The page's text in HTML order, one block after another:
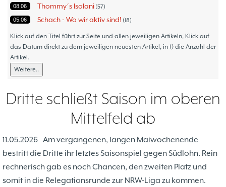
08.06 Thommy´s Isolani 57
05.06 Schach - Wo wir aktiv sind! 18
11.05 Bezirksturniere 1
05.05 Frauenmannschaft 6
09.10
Jugendmannschaften
26.05 Landesebene 10
Open 2023
17.08 Hammerstraßenfest 3
21.05 Hiltruper Frühlingsfest/Resümee 2
21.05 Schach in der JVA 2
16.02 Problemschach 5
Klick auf den Titel führt zur Seite und allen jeweiligen Artikeln, Klick auf
das Datum direkt zu dem jeweiligen neuesten Artikel, in () die Anzahl der
Artikel.
Weitere..
Dritte schließt Saison im oberen
Mittelfeld ab
11.05.2026 Am vergangenen, langen Maiwochenende
bestritt die Dritte ihr letztes Saisonspiel gegen Südlohn. Rein
rechnerisch gab es noch Chancen, den zweiten Platz und
somit in die Relegationsrunde zur NRW-Liga zu kommen.